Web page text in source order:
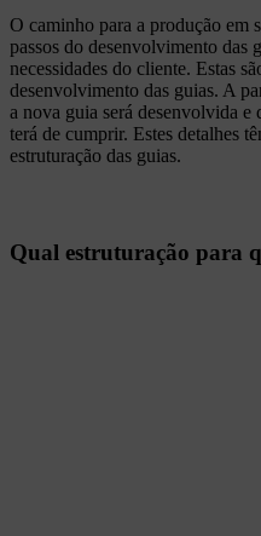
O caminho para a produção em
passos do desenvolvimento das
necessidades do cliente. Estas
desenvolvimento das guias. A
a nova guia será desenvolvida
terá de cumprir. Estes detalhes
estruturação das guias.
Qual estruturação para